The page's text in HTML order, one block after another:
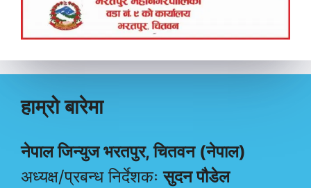
हाम्रो बारेमा
नेपाल जिन्युज भरतपुर, चितवन (नेपाल)
अध्यक्ष/प्रबन्ध निर्देशकःसुदन पौडेल